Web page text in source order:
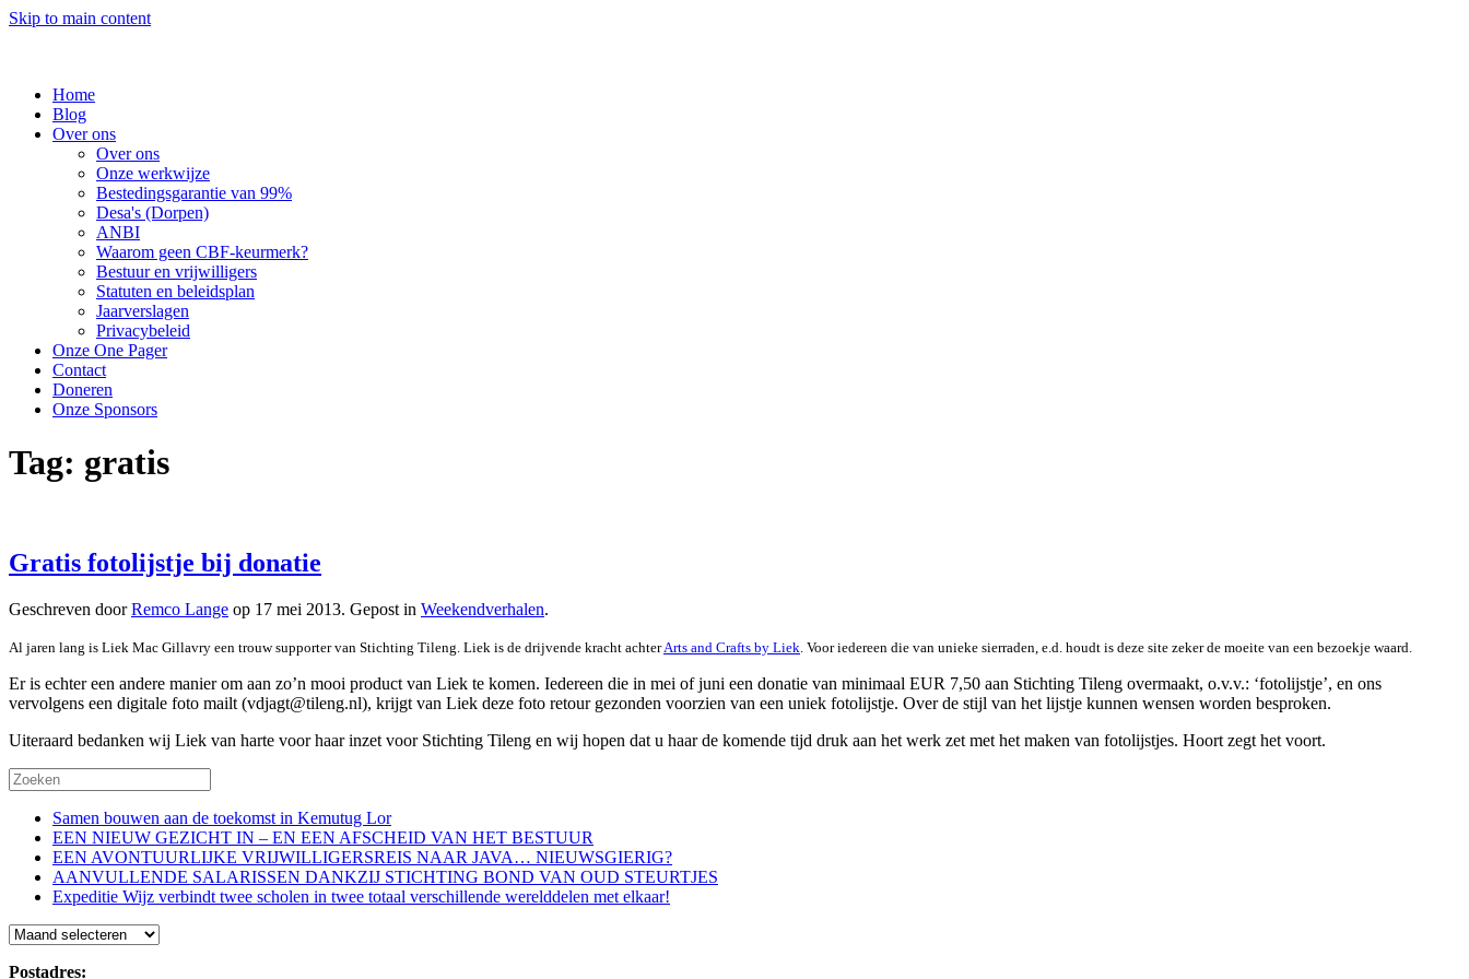
Skip to main content
Home
Blog
Over ons
Over ons
Onze werkwijze
Bestedingsgarantie van 99%
Desa's (Dorpen)
ANBI
Waarom geen CBF-keurmerk?
Bestuur en vrijwilligers
Statuten en beleidsplan
Jaarverslagen
Privacybeleid
Onze One Pager
Contact
Doneren
Onze Sponsors
Tag: gratis
Gratis fotolijstje bij donatie
Geschreven doorRemco Lange op 17 mei 2013. Gepost in Weekendverhalen.
Al jaren lang is Liek Mac Gillavry een trouw supporter van Stichting Tileng. Liek is de drijvende kracht achterArts and Crafts by Liek . Voor iedereen die van unieke sierraden, e.d. houdt is deze site zeker de moeite van een bezoekje waard.
Er is echter een andere manier om aan zo’n mooi product van Liek te komen. Iedereen die in mei of juni een donatie van minimaal EUR 7,50 aan Stichting Tileng overmaakt, o.v.v.: ‘fotolijstje’, en ons
vervolgens een digitale foto mailt (vdjagt@tileng.nl), krijgt van Liek deze foto retour gezonden voorzien van een uniek fotolijstje. Over de stijl van het lijstje kunnen wensen worden besproken.
Uiteraard bedanken wij Liek van harte voor haar inzet voor Stichting Tileng en wij hopen dat u haar de komende tijd druk aan het werk zet met het maken van fotolijstjes. Hoort zegt het voort.
Samen bouwen aan de toekomst in Kemutug Lor
EEN NIEUW GEZICHT IN – EN EEN AFSCHEID VAN HET BESTUUR
EEN AVONTUURLIJKE VRIJWILLIGERSREIS NAAR JAVA… NIEUWSGIERIG?
AANVULLENDE SALARISSEN DANKZIJ STICHTING BOND VAN OUD STEURTJES
Expeditie Wijz verbindt twee scholen in twee totaal verschillende werelddelen met elkaar!
Blog
Postadres: